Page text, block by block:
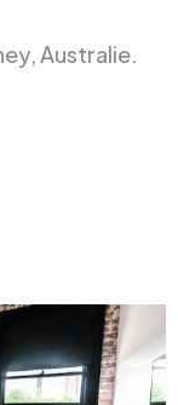
Australie.